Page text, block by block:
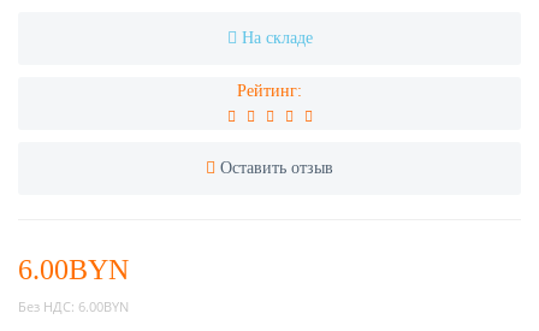
На складе
Рейтинг:
Оставить отзыв
6.00BYN
Без НДС: 6.00BYN